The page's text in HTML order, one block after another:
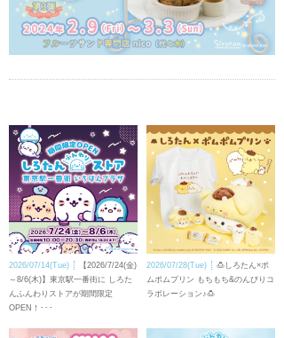
2026/07/14(Tue)
【2026/7/24(金)
～8/6(木)】東京駅一番街に しろた
んふんわりストアが期間限定
OPEN！･･･
2026/07/28(Tue)
🍮しろたん×ポ
ムポムプリン もちもち&のんびりコ
ラボレーション♪🍮